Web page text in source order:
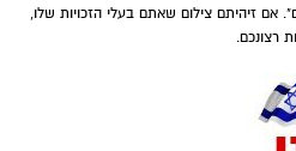
יוצרים". אם זיהיתם צילום שאתם בעלי הזכויות שלו,
רצונכם.